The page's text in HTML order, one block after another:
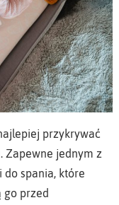
przykrywać
Zapewne jednym z
spania, które
przed